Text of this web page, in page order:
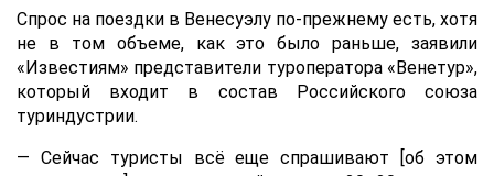
Спрос на поездки в Венесуэлу по-прежнему есть, хотя
не в том объеме, как это было раньше, заявили
«Известиям» представители туроператора «Венетур»,
который входит в состав Российского союза
туриндустрии.
— Сейчас туристы всё еще спрашивают [об этом